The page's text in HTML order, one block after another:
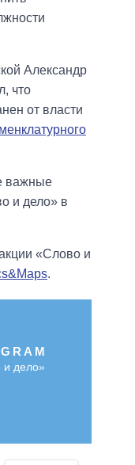
Александр
что
от власти
важные
и дело» в
«Слово и
.
и дело»